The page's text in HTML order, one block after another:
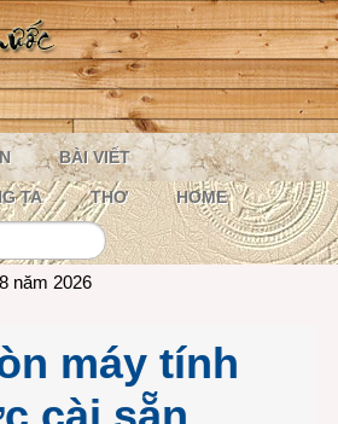
BÀI VIẾT
TA THƠ HOME
năm 2026
máy tính